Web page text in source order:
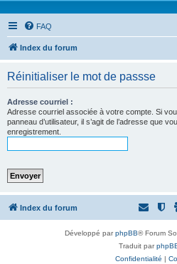
FAQ
Index du forum
Réinitialiser le mot de passse
Adresse courriel :
Adresse courriel associée à votre compte. Si
panneau d’utilisateur, il s’agit de l’adresse que
enregistrement.
Index du forum
Développé parphpBB® Forum
Traduit par
Confidentialité |